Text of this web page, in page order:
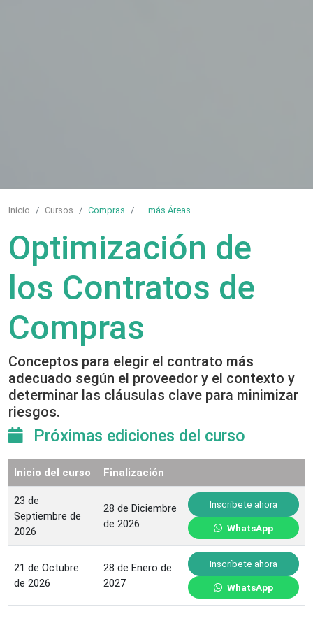
Inicio Cursos Compras más Áreas
Optimización de
los Contratos de
Compras
Conceptos para elegir el contrato más
adecuado según el proveedor y el contexto y
determinar las cláusulas clave para minimizar
riesgos.
Próximas ediciones del curso
Inicio del curso Finalización
23 de
Septiembre de
2026
28 de Diciembre
de 2026
Inscríbete ahora
WhatsApp
21 de Octubre
de 2026
28 de Enero de
2027
Inscríbete ahora
WhatsApp